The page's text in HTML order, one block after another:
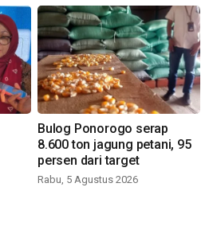
Bulog Ponorogo serap
8.600 ton jagung petani, 95
persen dari target
Rabu, 5 Agustus 2026